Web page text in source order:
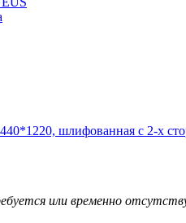
или временно